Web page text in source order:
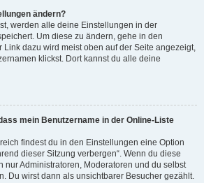
ändern?
werden alle deine Einstellungen in der
Um diese zu ändern, gehe in den
Link dazu wird meist oben auf der Seite angezeigt,
klickst. Dort kannst du alle deine
mein Benutzername in der Online-Liste
findest du in den Einstellungen eine Option
dieser Sitzung verbergen“. Wenn du diese
nur Administratoren, Moderatoren und du selbst
Du wirst dann als unsichtbarer Besucher gezählt.